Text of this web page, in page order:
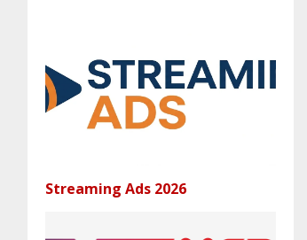
Streaming Ads 2026